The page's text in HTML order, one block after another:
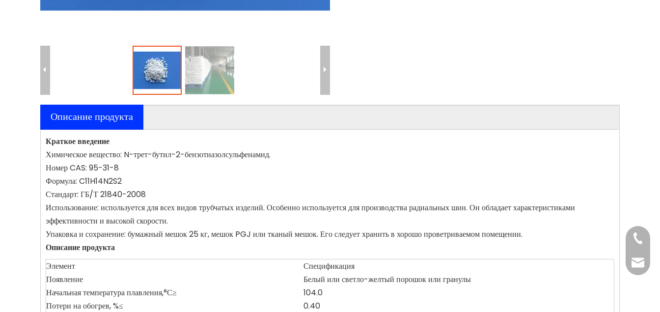
Описание продукта
Краткое введение
Химическое вещество: N-трет-бутил-2-бензотиазолсульфенамид.
Номер CAS: 95-31-8
Формула: C11H14N2S2
Стандарт: ГБ/Т 21840-2008
Использование: используется для всех видов трубчатых изделий. Особенно используется для производства радиальных шин. Он обладает характеристиками
эффективности и высокой скорости.
Упаковка и сохранение: бумажный мешок 25 кг, мешок PGJ или тканый мешок. Его следует хранить в хорошо проветриваемом помещении.
Описание продукта
Элемент
Спецификация
Появление
Белый или светло-желтый порошок или гранулы
Начальная температура плавления,°С≥
104.0
Потери на обогрев, %≤
0.40
+86-
+86-